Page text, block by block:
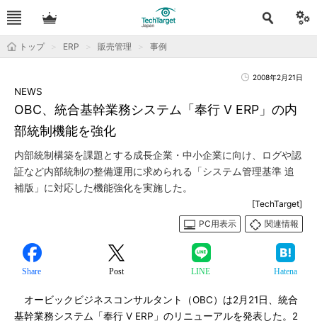
トップ ERP 販売管理 事例
2008年2月21日
OBC、統合基幹業務システム「奉行 V ERP」の内
部統制機能を強化
NEWS
内部統制構築を課題とする成長企業・中小企業に向け、ログや認
証など内部統制の整備運用に求められる「システム管理基準 追
補版」に対応した機能強化を実施した。
[TechTarget]
PC用表示
関連情報
Share Post LINE Hatena
オービックビジネスコンサルタント（OBC）は2月21日、統合
基幹業務システム「奉行 V ERP」のリニューアルを発表した。2